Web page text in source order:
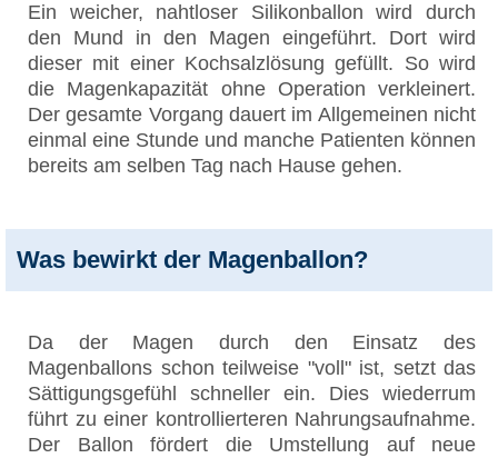
Ein weicher, nahtloser Silikonballon wird durch
den Mund in den Magen eingeführt. Dort wird
dieser mit einer Kochsalzlösung gefüllt. So wird
die Magenkapazität ohne Operation verkleinert.
Der gesamte Vorgang dauert im Allgemeinen nicht
einmal eine Stunde und manche Patienten können
bereits am selben Tag nach Hause gehen.
Was bewirkt der Magenballon?
Da der Magen durch den Einsatz des
Magenballons schon teilweise "voll" ist, setzt das
Sättigungsgefühl schneller ein. Dies wiederrum
führt zu einer kontrollierteren Nahrungsaufnahme.
Der Ballon fördert die Umstellung auf neue